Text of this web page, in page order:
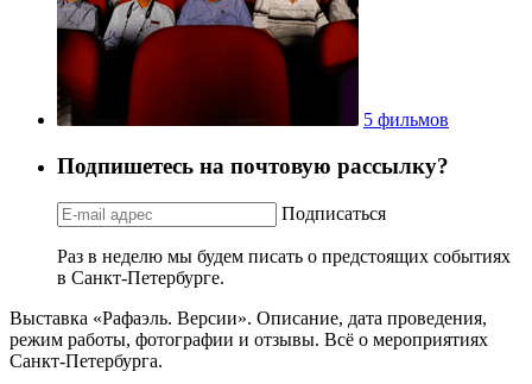
5 фильмов
Подпишетесь на почтовую рассылку?
Подписаться
Раз в неделю мы будем писать о предстоящих событиях
в Санкт-Петербурге.
Выставка «Рафаэль. Версии». Описание, дата проведения,
режим работы, фотографии и отзывы. Всё о мероприятиях
Санкт-Петербурга.